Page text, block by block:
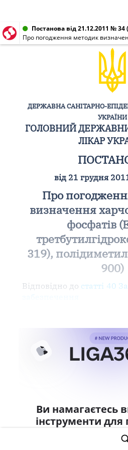
Постанова від 21.12.2011 № 34(
ДЕРЖАВНА САНІТАРНО-
УКРАЇНИ
ГОЛОВНИЙ
ЛІКАР
від 21 грудня
Про
визначення
фосфатів
319),
900)
Відповідно до статті 40
Ви намагаєтесь
інструменти для
роботи з
Ці можливості доступні